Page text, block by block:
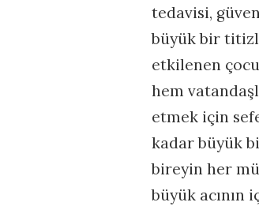
tedavisi,
büyük bir
etkilenen
hem
etmek için
kadar büyük
bireyin her
büyük acının